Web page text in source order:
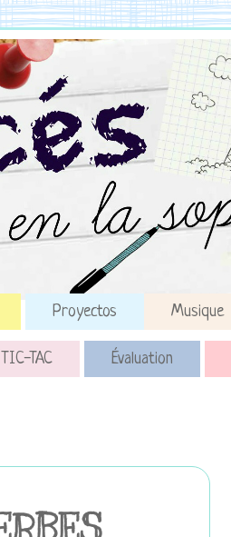
Proyectos Musique
TIC-TAC Évaluation